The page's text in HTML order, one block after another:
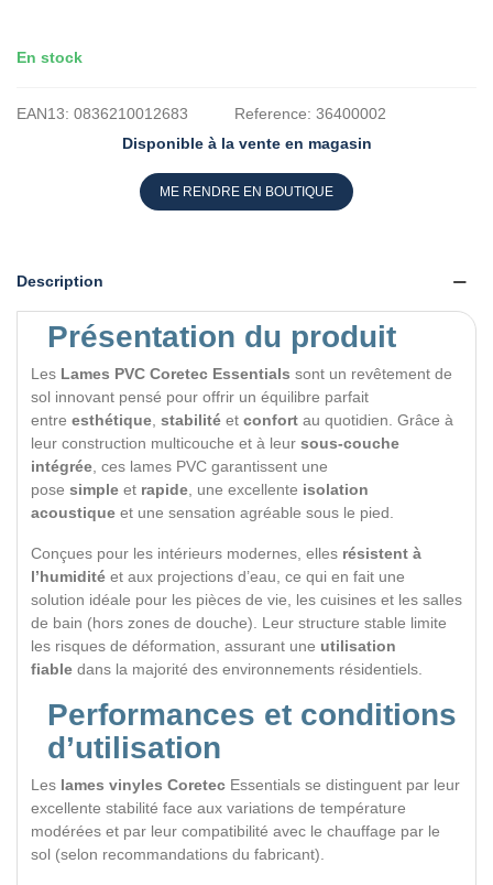
En stock
EAN13: 0836210012683 Reference: 36400002
Disponible à la vente en magasin
ME RENDRE EN BOUTIQUE
Description
Présentation du produit
Les Lames PVC Coretec Essentials sont un revêtement de
sol innovant pensé pour offrir un équilibre parfait
entre esthétique, stabilité et confort au quotidien. Grâce à
leur construction multicouche et à leur sous-couche
intégrée, ces lames PVC garantissent une
pose simple et rapide, une excellente isolation
acoustique et une sensation agréable sous le pied.
Conçues pour les intérieurs modernes, elles résistent à
l’humidité et aux projections d’eau, ce qui en fait une
solution idéale pour les pièces de vie, les cuisines et les salles
de bain (hors zones de douche). Leur structure stable limite
les risques de déformation, assurant une utilisation
fiable dans la majorité des environnements résidentiels.
Performances et conditions
d’utilisation
Les lames vinyles Coretec Essentials se distinguent par leur
excellente stabilité face aux variations de température
modérées et par leur compatibilité avec le chauffage par le
sol (selon recommandations du fabricant).